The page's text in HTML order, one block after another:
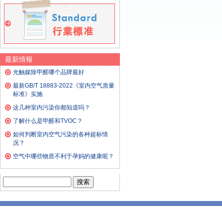
最新情報
光触媒除甲醛哪个品牌最好
最新GB/T 18883-2022《室内空气质量
标准》实施
这几种室内污染你都知道吗？
了解什么是甲醛和TVOC？
如何判断室内空气污染的各种超标情
况？
空气中哪些物质不利于孕妈的健康呢？
搜
索：